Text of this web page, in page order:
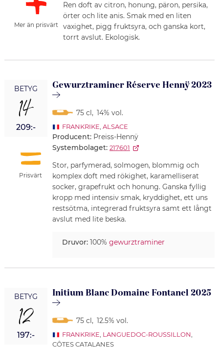
Mer än prisvärt
Ren doft av citron, honung, päron, persika,
örter och lite anis. Smak med en liten
vaxighet, pigg fruktsyra, och ganska kort,
torrt avslut. Ekologisk.
BETYG
14
209:-
Prisvärt
Gewurztraminer Réserve Hennÿ 2023
75 cl, 14% vol.
FRANKRIKE, ALSACE
Producent: Preiss-Hennÿ
Systembolaget: 217601
Stor, parfymerad, solmogen, blommig och
komplex doft med rökighet, karamelliserat
socker, grapefrukt och honung. Ganska fyllig
kropp med intensiv smak, kryddighet, ett uns
restsötma, integrerad fruktsyra samt ett långt
avslut med lite beska.
Druvor:100% gewurztraminer
BETYG
12
197:-
Initium Blanc Domaine Fontanel 2025
75 cl, 12.5% vol.
FRANKRIKE, LANGUEDOC-ROUSSILLON,
CÔTES CATALANES